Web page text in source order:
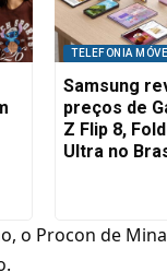
TELEFONIA
Samsung
preços de
Z Flip 8,
Ultra no
o Procon de